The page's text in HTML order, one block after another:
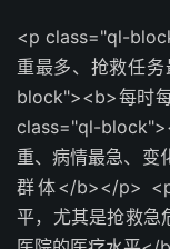
<p class="ql-
重最多、抢救任
block"><b>每时
class="ql-
重、病情最急、变
群体</b></p>
平，尤其是抢救急